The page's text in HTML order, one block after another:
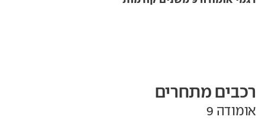
רכבים מתחרים
אומודה 9